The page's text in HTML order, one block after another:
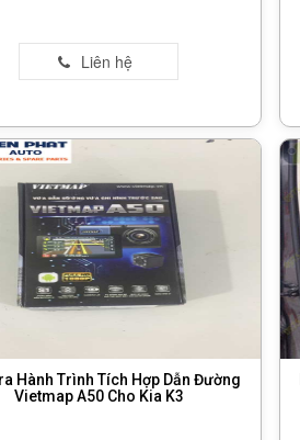
Hành Trình Tích Hợp Dẫn Đường
Vietmap A50 Cho Kia K3